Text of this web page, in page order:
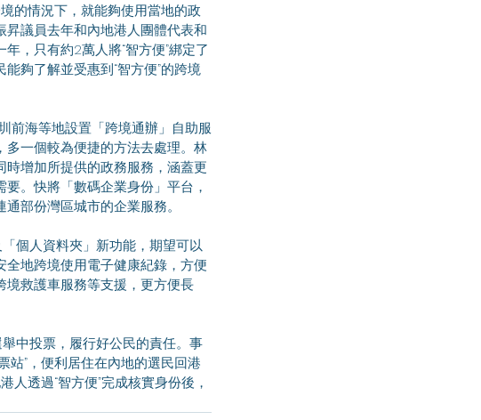
的情況下，就能夠使用當地的政
議員去年和內地港人團體代表和
，只有約2萬人將“智方便”綁定了
夠了解並受惠到“智方便”的跨境
一個較為便捷的方法去處理。林
增加所提供的政務服務，涵蓋更
。快將「數碼企業身份」平台，
部份灣區城市的企業服務。
地跨境使用電子健康紀錄，方便
救護車服務等支援，更方便長
站”，便利居住在內地的選民回港
透過“智方便”完成核實身份後，